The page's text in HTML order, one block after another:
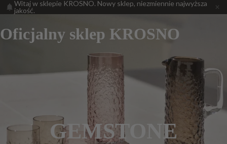
Witaj w sklepie KROSNO. Nowy sklep, niezmiennie najwyższa
jakość.
Oficjalny sklep KROSNO
GEMSTONE